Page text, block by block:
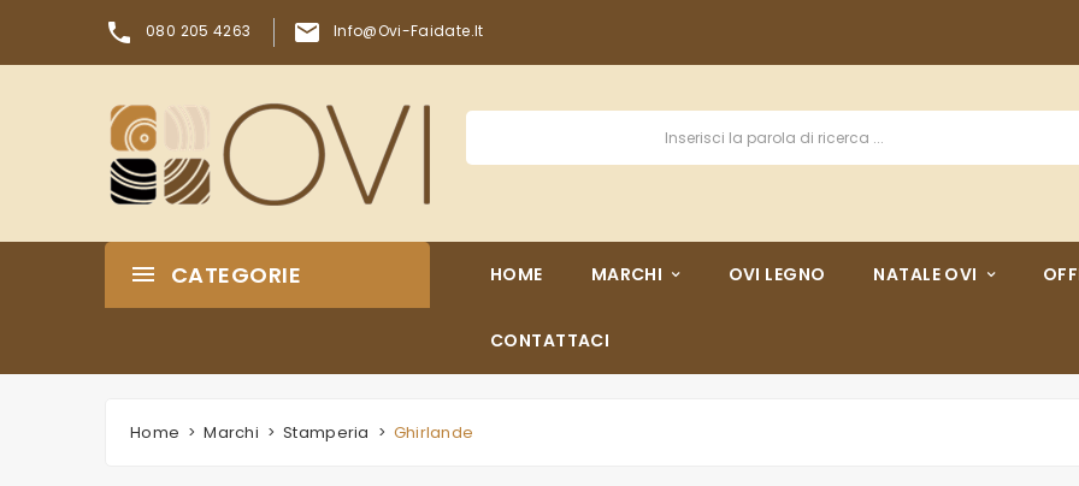
 080 205 4263  Info@ovi-Faidate.it
CATEGORIE HOME MARCHI OVI LEGNO NATALE OVI
CONTATTACI
Home Marchi Stamperia Ghirlande